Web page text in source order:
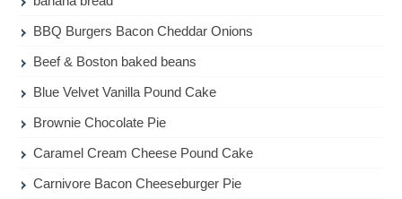
BBQ Burgers Bacon Cheddar Onions
Beef & Boston baked beans
Blue Velvet Vanilla Pound Cake
Brownie Chocolate Pie
Caramel Cream Cheese Pound Cake
Carnivore Bacon Cheeseburger Pie